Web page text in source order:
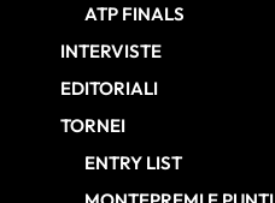
ATP FINALS
INTERVISTE
EDITORIALI
TORNEI
ENTRY LIST